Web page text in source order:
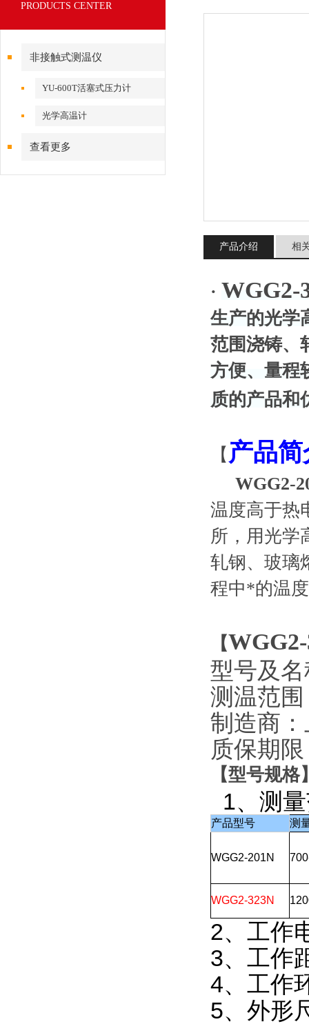
PRODUCTS CENTER
非接触式测温仪
YU-600T活塞式压力计
光学高温计
查看更多
产品介绍 相
· WGG2-
生产的光学
范围浇铸、
方便、量程
质的产品和
【 产品简
WGG2-
温度高于热
所，用光学
轧钢、玻璃
程中*的温
【
型号及
测温范
制造商
质保期
【型号规格
1、测
产品型号 测
WGG2-201N
WGG2-323N
2、工作
3、工作
4、工作
5、外形